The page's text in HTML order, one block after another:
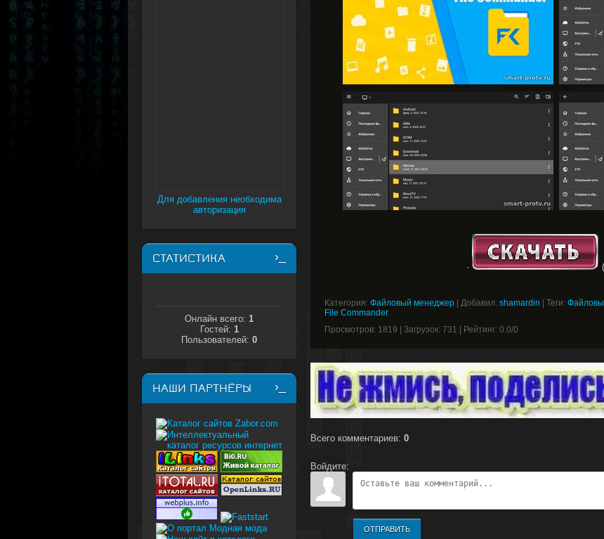
·
Категория: Файловый менеджер Добавил: shamardin Теги:
File Commander
Просмотров: 1819 Загрузок: 731 Рейтинг: 0.0/0
Всего комментариев: 0
Войдите:
ОТПРАВИТЬ
Для добавления необходима
авторизация
СТАТИСТИКА
Онлайн всего: 1
Гостей: 1
Пользователей: 0
НАШИ ПАРТНЁРЫ